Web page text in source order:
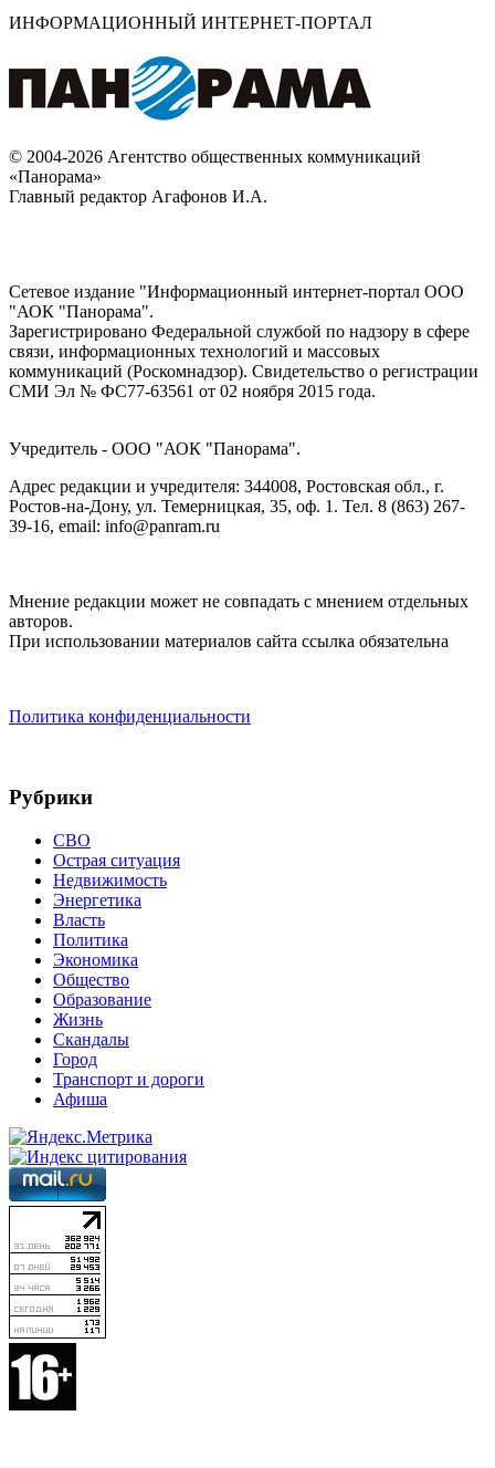
ИНФОРМАЦИОННЫЙ ИНТЕРНЕТ-ПОРТАЛ
© 2004-2026 Агентство общественных коммуникаций
«Панорама»
Главный редактор Агафонов И.А.
Сетевое издание "Информационный интернет-портал ООО
"АОК "Панорама".
Зарегистрировано Федеральной службой по надзору в сфере
связи, информационных технологий и массовых
коммуникаций (Роскомнадзор). Cвидетельство о регистрации
СМИ Эл № ФС77-63561 от 02 ноября 2015 года.
Учредитель - ООО "АОК "Панорама".
Адрес редакции и учредителя: 344008, Ростовская обл., г.
Ростов-на-Дону, ул. Темерницкая, 35, оф. 1. Тел. 8 (863) 267-
39-16, email: info@panram.ru
Мнение редакции может не совпадать с мнением отдельных
авторов.
При использовании материалов сайта ссылка обязательна
Политика конфиденциальности
Рубрики
СВО
Острая ситуация
Недвижимость
Энергетика
Власть
Политика
Экономика
Общество
Образование
Жизнь
Скандалы
Город
Транспорт и дороги
Афиша